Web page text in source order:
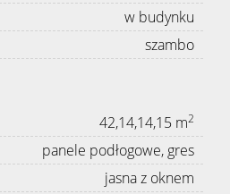
w budynku
szambo
42,14,14,15 m2
panele podłogowe, gres
jasna z oknem